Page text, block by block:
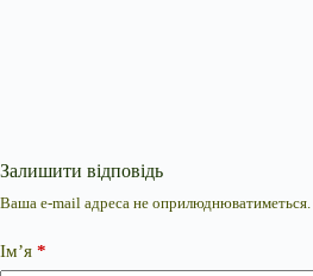
Залишити відповідь
Ваша e-mail адреса не оприлюднюватиметься.
Ім’я *